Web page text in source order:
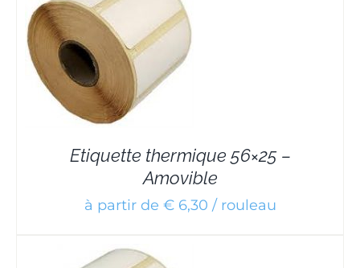
Etiquette thermique 56×25 –
Amovible
à partir de € 6,30 / rouleau